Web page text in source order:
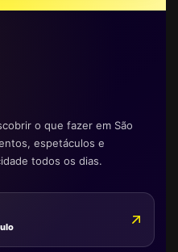
o que fazer em São
espetáculos e
todos os dias.